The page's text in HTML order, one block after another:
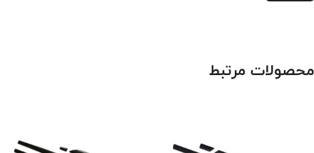
محصولات مرتبط